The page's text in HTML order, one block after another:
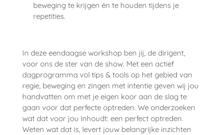
beweging te krijgen én te houden tijdens je
repetities.
In deze eendaagse workshop ben jij, de dirigent,
voor ons de ster van de show. Met een actief
dagprogramma vol tips & tools op het gebied van
regie, beweging en zingen met intentie geven wij jou
handvatten om met je eigen koor aan de slag te
gaan voor dat perfecte optreden. We onderzoeken
wat dat voor jou inhoudt: een perfect optreden.
Weten wat dat is, levert jouw belangrijke inzichten